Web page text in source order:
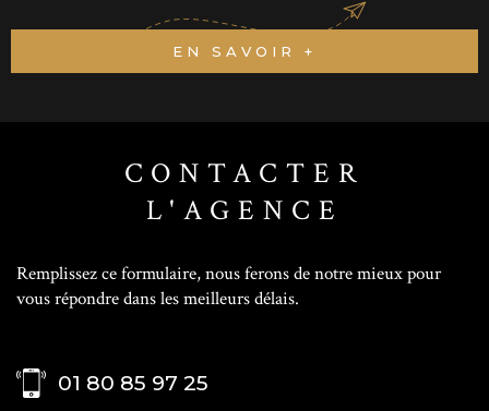
EN SAVOIR +
CONTACTER
L'AGENCE
Remplissez ce formulaire, nous ferons de notre mieux pour
vous répondre dans les meilleurs délais.
01 80 85 97 25